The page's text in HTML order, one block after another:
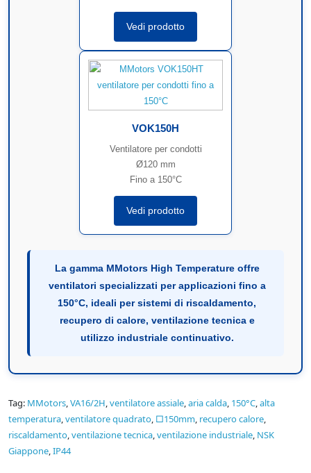
Vedi prodotto
VOK150H
Ventilatore per condotti
Ø120 mm
Fino a 150°C
Vedi prodotto
La gamma MMotors High Temperature offre
ventilatori specializzati per applicazioni fino a
150°C, ideali per sistemi di riscaldamento,
recupero di calore, ventilazione tecnica e
utilizzo industriale continuativo.
Tag: MMotors,VA16/2H,ventilatore assiale,aria calda, 150°C,alta
temperatura,ventilatore quadrato, □150mm, recupero calore,
riscaldamento,ventilazione tecnica,ventilazione industriale, NSK
Giappone,IP44